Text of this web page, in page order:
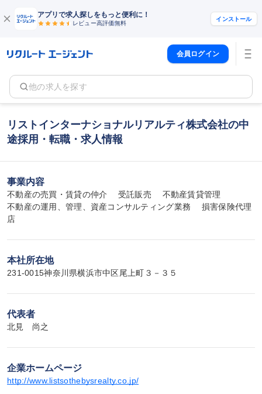
アプリで求人探しをもっと便利に！
レビュー高評価無料
インストール
会員ログイン
他の求人を探す
リストインターナショナルリアルティ株式会社の中
途採用・転職・求人情報
事業内容
不動産の売買・賃貸の仲介　 受託販売　 不動産賃貸管理
不動産の運用、管理、資産コンサルティング業務　 損害保険代理
店
本社所在地
231-0015神奈川県横浜市中区尾上町３－３５
代表者
北見　尚之
企業ホームページ
http://www.listsothebysrealty.co.jp/